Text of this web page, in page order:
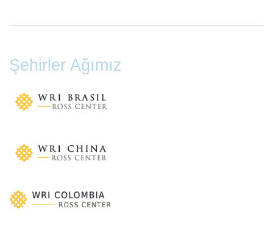
Şehirler Ağımız